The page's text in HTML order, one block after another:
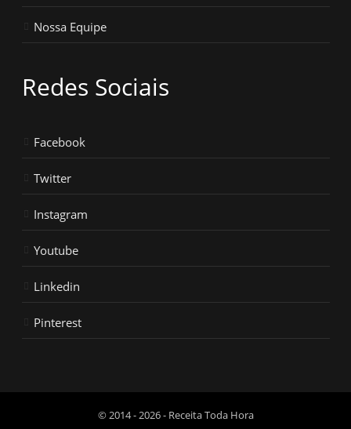
Nossa Equipe
Redes Sociais
Facebook
Twitter
Instagram
Youtube
Linkedin
Pinterest
© 2014 - 2026 - Receita Toda Hora